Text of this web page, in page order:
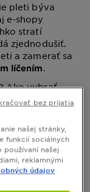
pleti býva
e-shopy
stratí
zjednodušiť.
a zamerať sa
líčením.
Ako vybrať
sa? Čo
našej stránky,
funkcií sociálnych
používaní našej
reklamnými
údajov
bez prijatia